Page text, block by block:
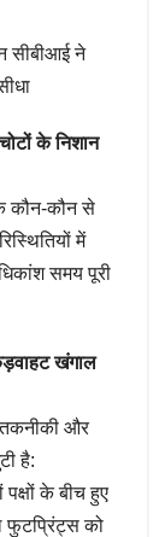
सीबीआई ने
के निशान
कौन-कौन से
में
समय पूरी
खंगाल
तकनीकी और
है:
के बीच हुए
फुटप्रिंट्स को